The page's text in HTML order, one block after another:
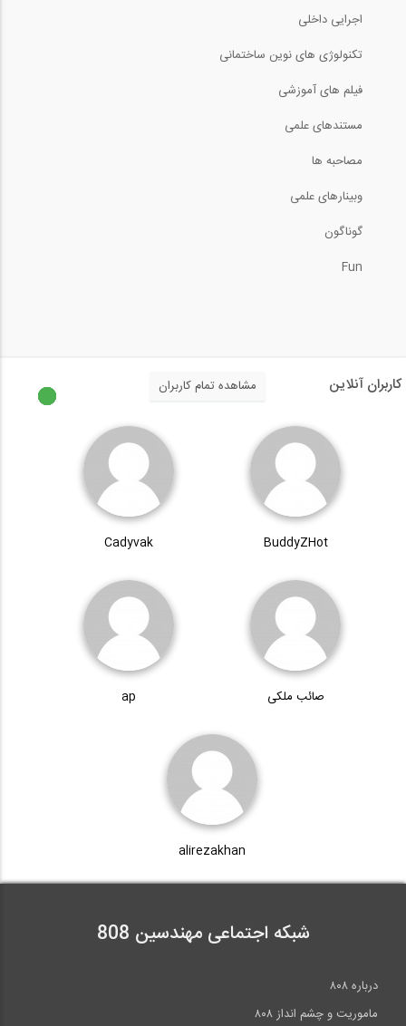
اجرایی داخلی
تکنولوژی های نوین ساختمانی
فیلم های آموزشی
مستندهای علمی
مصاحبه ها
وبینارهای علمی
گوناگون
Fun
کاربران آنلاین مشاهده تمام کاربران
BuddyZHot
Cadyvak
صائب ملکی ap
alirezakhan
شبکه اجتماعی مهندسین 808
درباره ۸۰۸
ماموریت و چشم انداز ۸۰۸